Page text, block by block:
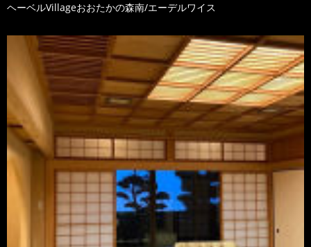
ヘーベルVillageおおたかの森南/エーデルワイス